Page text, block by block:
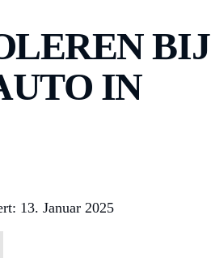
BIJ
IN
13. Januar 2025